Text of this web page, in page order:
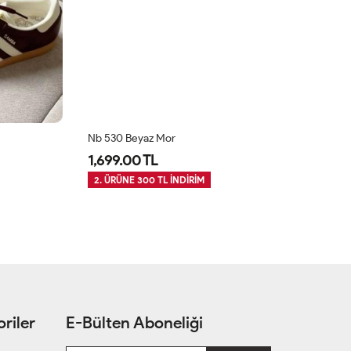
Nb 530 Beyaz Mor
1,699.00 TL
2. ÜRÜNE 300 TL İNDİRİM
E-Bülten Aboneliği